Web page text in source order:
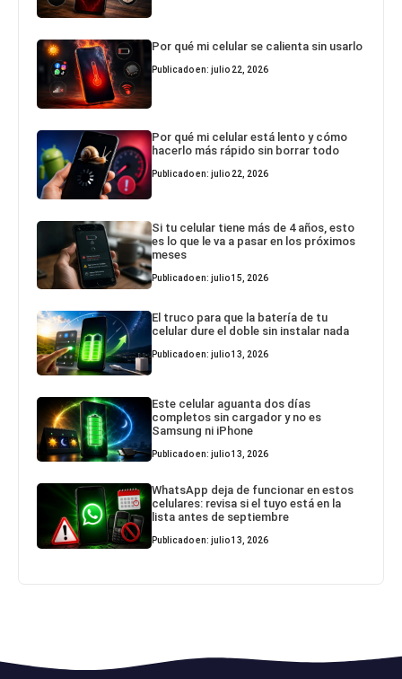
Por qué mi celular se calienta sin usarlo
Publicado en: julio 22, 2026
Por qué mi celular está lento y cómo
hacerlo más rápido sin borrar todo
Publicado en: julio 22, 2026
Si tu celular tiene más de 4 años, esto
es lo que le va a pasar en los próximos
meses
Publicado en: julio 15, 2026
El truco para que la batería de tu
celular dure el doble sin instalar nada
Publicado en: julio 13, 2026
Este celular aguanta dos días
completos sin cargador y no es
Samsung ni iPhone
Publicado en: julio 13, 2026
WhatsApp deja de funcionar en estos
celulares: revisa si el tuyo está en la
lista antes de septiembre
Publicado en: julio 13, 2026